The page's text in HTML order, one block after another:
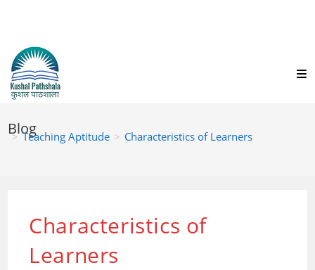
content
Blog
> Teaching Aptitude > Characteristics of Learners
Characteristics of
Learners